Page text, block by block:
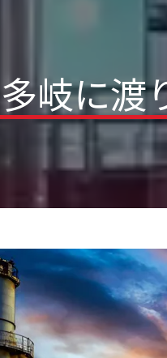
多岐に渡